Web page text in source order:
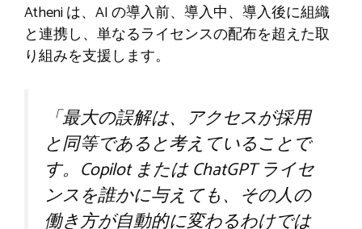
Atheni は、AI の導入前、導入中、導入後に組織
と連携し、単なるライセンスの配布を超えた取
り組みを支援します。
「最大の誤解は、アクセスが採用
と同等であると考えていることで
す。Copilot または ChatGPT ライセ
ンスを誰かに与えても、その人の
働き方が自動的に変わるわけでは